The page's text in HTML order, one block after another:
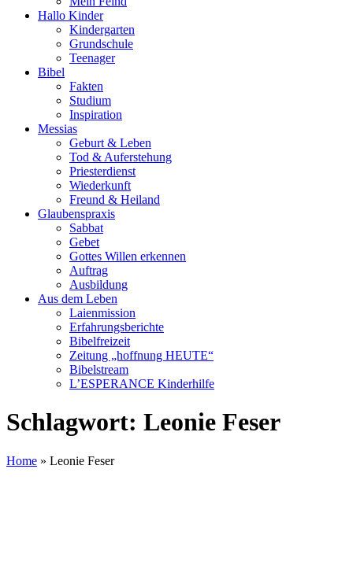
Hallo Kinder
Kindergarten
Grundschule
Teenager
Bibel
Fakten
Studium
Inspiration
Messias
Geburt & Leben
Tod & Auferstehung
Priesterdienst
Wiederkunft
Freund & Heiland
Glaubenspraxis
Sabbat
Gebet
Gottes Willen erkennen
Auftrag
Ausbildung
Aus dem Leben
Laienmission
Erfahrungsberichte
Bibelfreizeit
Zeitung „hoffnung HEUTE“
Bibelstream
L’ESPERANCE Kinderhilfe
Schlagwort: Leonie Feser
Home » Leonie Feser